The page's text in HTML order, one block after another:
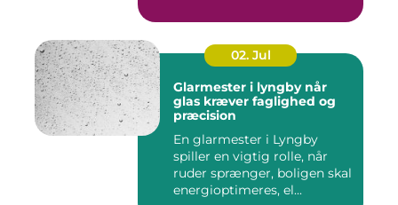
02. Jul
Glarmester i lyngby når
glas kræver faglighed og
præcision
En glarmester i Lyngby
spiller en vigtig rolle, når
ruder sprænger, boligen skal
energioptimeres, el...